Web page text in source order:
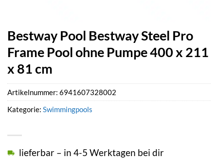
Bestway Pool Bestway Steel Pro
Frame Pool ohne Pumpe 400 x 211
x 81 cm
lieferbar – in 4-5 Werktagen bei dir
Artikelnummer: 6941607328002
Kategorie: Swimmingpools